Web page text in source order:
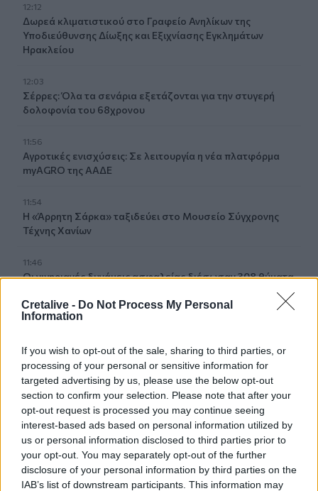
Cretalive - Do Not Process My Personal
Information
If you wish to opt-out of the sale, sharing to third parties, or
processing of your personal or sensitive information for
targeted advertising by us, please use the below opt-out
section to confirm your selection. Please note that after your
opt-out request is processed you may continue seeing
interest-based ads based on personal information utilized by
us or personal information disclosed to third parties prior to
your opt-out. You may separately opt-out of the further
disclosure of your personal information by third parties on the
IAB’s list of downstream participants. This information may
12:12
Δωρεά κλιματιστικού στο Γραφείο Ανηλίκων της
Υποδιεύθυνσης Δίωξης και Εξιχνίασης Εγκλημάτων
Ηρακλείου
12:03
Σέρρες: Όλα τα σενάρια εξετάζονται για την στυγερή
δολοφονία του 68χρονου
11:56
Αγροτικές ενισχύσεις: Σε λειτουργία η νέα πλατφόρμα
myAGRO της ΑΑΔΕ
11:54
Η «Άρρητη Σάρκα» ταξιδεύει στο Μουσείο Σύγχρονης
Τέχνης Χανίων
11:46
Οι νιγηριανές δυνάμεις ασφαλείας διέσωσαν 308 θύματα
11:44
ξύλινο σπίτι
11:40
"Οι καθυστερήσεις στις πτήσεις δεν είναι πια
συγκυριακές - Είναι διαρθρωτικό πρόβλημα που πλήττει
τον ελληνικό τουρισμό"
11:39
«Πόλεμος» στο Λονδίνο για το «μεγα-τέμενος»